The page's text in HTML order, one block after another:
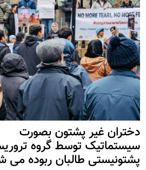
دختران غیر پشتون بصورت
سیستماتیک توسط گروه
پشتونیستی طالبان ربوده می